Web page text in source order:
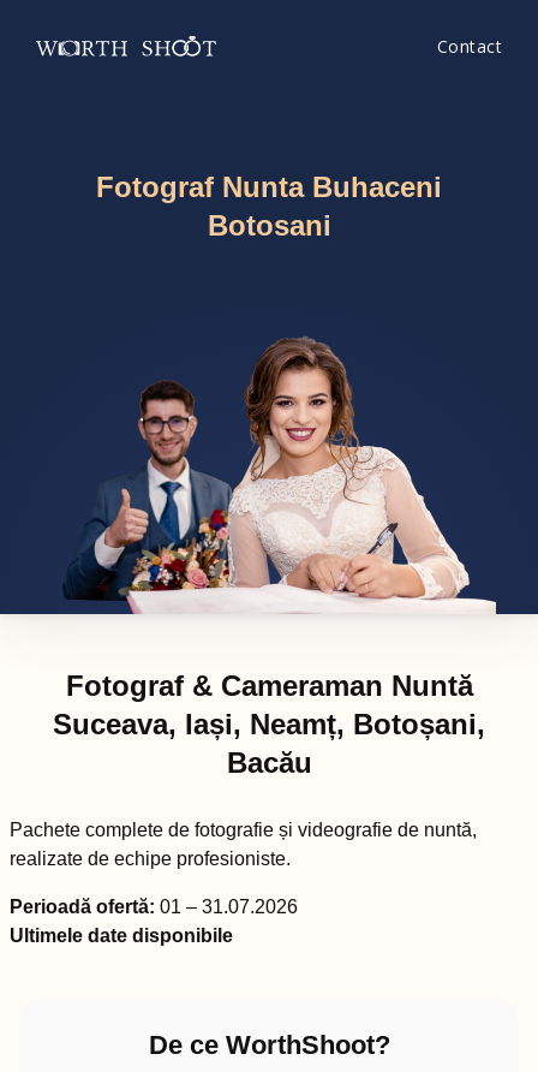
Contact
Fotograf Nunta Buhaceni
Botosani
Fotograf & Cameraman Nuntă
Suceava, Iași, Neamț, Botoșani,
Bacău
Pachete complete de fotografie și videografie de nuntă,
realizate de echipe profesioniste.
Perioadă ofertă: 01 – 31.07.2026
Ultimele date disponibile
De ce WorthShoot?